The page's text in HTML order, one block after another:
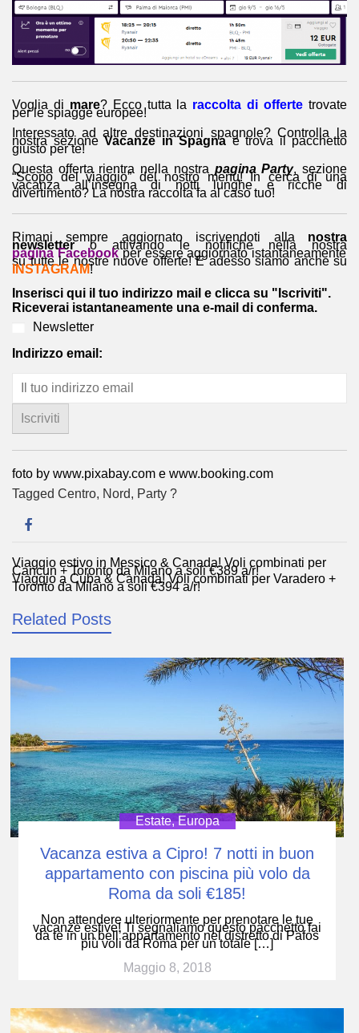
Voglia di mare? Ecco tutta la raccolta di offerte trovate
per le spiagge europee!
Interessato ad altre destinazioni spagnole? Controlla la
nostra sezioneVacanze in Spagna e trova il pacchetto
giusto per te!
Questa offerta rientra nella nostra pagina Party, sezione
“Scopo del viaggio” del nostro menu! In cerca di una
vacanza all’insegna di notti lunghe e ricche di
divertimento? La nostra raccolta fa al caso tuo!
Rimani sempre aggiornato iscrivendoti alla nostra
newslettero attivando le notifiche nella nostra
pagina Facebookper essere aggiornato istantaneamente
su tutte le nostre nuove offerte! E adesso siamo anche su
INSTAGRAM!
Inserisci qui il tuo indirizzo mail e clicca su "Iscriviti".
Riceverai istantaneamente una e-mail di conferma.
Newsletter
Indirizzo email:
foto by www.pixabay.com e www.booking.com
Tagged Centro, Nord, Party ?
Navigazione
articoli
Viaggio estivo in Messico & Canada! Voli combinati per
Cancun + Toronto da Milano a soli €389 a/r!
Viaggio a Cuba & Canada! Voli combinati per Varadero +
Toronto da Milano a soli €394 a/r!
Related Posts
Estate,Europa
Vacanza estiva a Cipro! 7 notti in buon
appartamento con piscina più volo da
Roma da soli €185!
Non attendere ulteriormente per prenotare le tue
vacanze estive! Ti segnaliamo questo pacchetto fai
da te in un bell’appartamento nel distretto di Pafos
più voli da Roma per un totale […]
Maggio 8, 2018